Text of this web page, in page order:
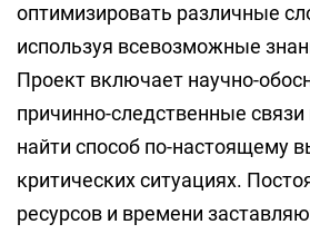
оптимизировать различные
используя всевозможные
Проект включает научно-
причинно-следственные связи
найти способ по-настоящему
критических ситуациях.
ресурсов и времени